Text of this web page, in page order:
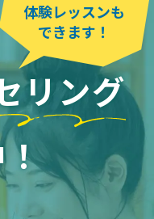
リング
体験レッスンも
できます！